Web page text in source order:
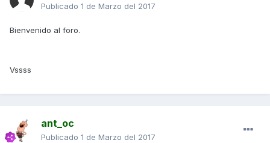
Publicado 1 de Marzo del 2017
Bienvenido al foro.
Vssss
ant_oc
Publicado 1 de Marzo del 2017